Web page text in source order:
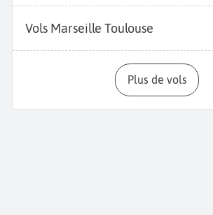
Vols Marseille Toulouse
Plus de vols